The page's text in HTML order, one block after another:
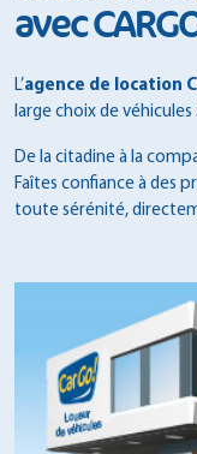
avec
L’agence de location
large choix de véhicules :
De la citadine à la
Faîtes confiance à des
toute sérénité,